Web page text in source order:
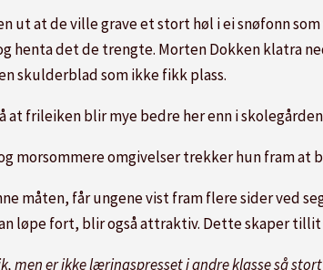
ut at de ville grave et stort høl i ei snøfonn
henta det de trengte. Morten Dokken klatra
skulderblad som ikke fikk plass.
at frileiken blir mye bedre her enn i
morsommere omgivelser trekker hun fram at
måten, får ungene vist fram flere sider ved
løpe fort, blir også attraktiv. Dette skaper
men er ikke læringspresset i andre klasse så